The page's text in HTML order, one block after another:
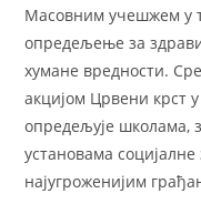
Масовним учешжем у
опредељење за
хумане вредности.
акцијом Црвени крст
опредељује школама,
установама
најугроженијим